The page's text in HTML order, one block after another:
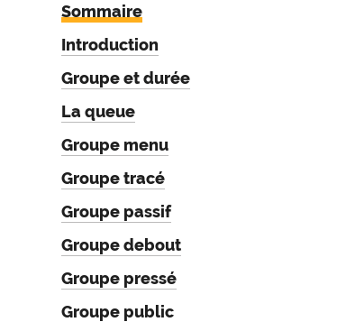
Sommaire
Introduction
Groupe et durée
La queue
Groupe menu
Groupe tracé
Groupe passif
Groupe debout
Groupe pressé
Groupe public